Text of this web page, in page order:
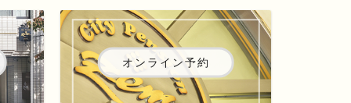
オンライン予約